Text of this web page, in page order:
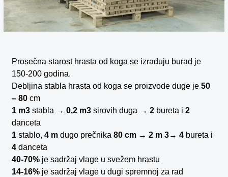
Prosečna starost hrasta od koga se izrađuju burad je
150-200 godina.
Debljina stabla hrasta od koga se proizvode duge je 50
– 80 cm
1 m3 stabla → 0,2 m3 sirovih duga → 2 bureta i 2
danceta
1 stablo, 4 m dugo prečnika 80 cm → 2 m 3→ 4 bureta i
4 danceta
40-70% je sadržaj vlage u svežem hrastu
14-16% je sadržaj vlage u dugi spremnoj za rad